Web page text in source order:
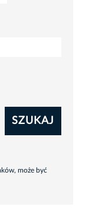
SZUKAJ
może być